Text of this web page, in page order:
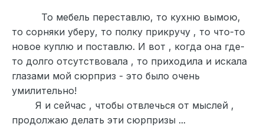
То мебель переставлю, то кухню вымою,
то сорняки уберу, то полку прикручу , то что-то
новое куплю и поставлю. И вот , когда она где-
то долго отсутствовала , то приходила и искала
глазами мой сюрприз - это было очень
умилительно!
Я и сейчас , чтобы отвлечься от мыслей ,
продолжаю делать эти сюрпризы ...